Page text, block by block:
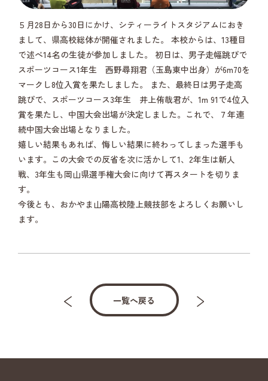
５月28日から30日にかけ、シティーライトスタジアムにおき
まして、県高校総体が開催されました。 本校からは、13種目
で述べ14名の生徒が参加しました。 初日は、男子走幅跳びで
スポーツコース1年生 西野尋翔君（玉島東中出身）が6m70を
マークし8位入賞を果たしました。 また、最終日は男子走高
跳びで、スポーツコース3年生 井上侑哉君が、1m 91で4位入
賞を果たし、中国大会出場が決定しました。これで、７年連
続中国大会出場となりました。
嬉しい結果もあれば、悔しい結果に終わってしまった選手も
います。この大会での反省を次に活かして1、2年生は新人
戦、3年生も岡山県選手権大会に向けて再スタートを切りま
す。
今後とも、おかやま山陽高校陸上競技部をよろしくお願いし
ます。
一覧へ戻る